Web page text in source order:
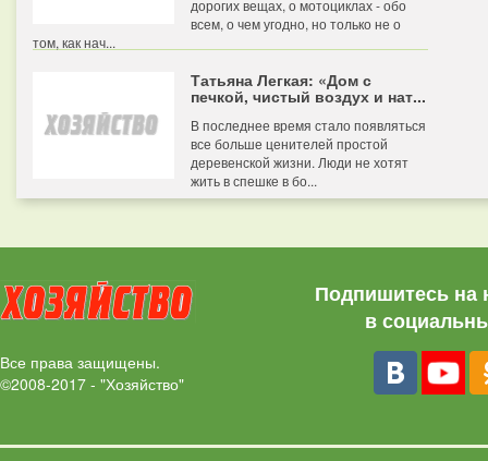
дорогих вещах, о мотоциклах - обо
всем, о чем угодно, но только не о
том, как нач...
Татьяна Легкая: «Дом с
печкой, чистый воздух и нат...
В последнее время стало появляться
все больше ценителей простой
деревенской жизни. Люди не хотят
жить в спешке в бо...
Все права защищены.
©2008-2017 - "Хозяйство"
Подпишитесь на
в